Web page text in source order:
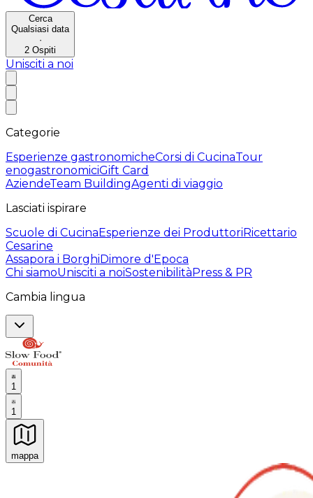
Cerca
Qualsiasi data
·
2 Ospiti
Unisciti a noi
Categorie
Esperienze gastronomicheCorsi di CucinaTour
enogastronomiciGift Card
AziendeTeam BuildingAgenti di viaggio
Lasciati ispirare
Scuole di CucinaEsperienze dei ProduttoriRicettario
Cesarine
Assapora i BorghiDimore d'Epoca
Chi siamoUnisciti a noiSostenibilitàPress & PR
Cambia lingua
1
1
mappa
Esperienze culinarie indimenticabili: Esperienze